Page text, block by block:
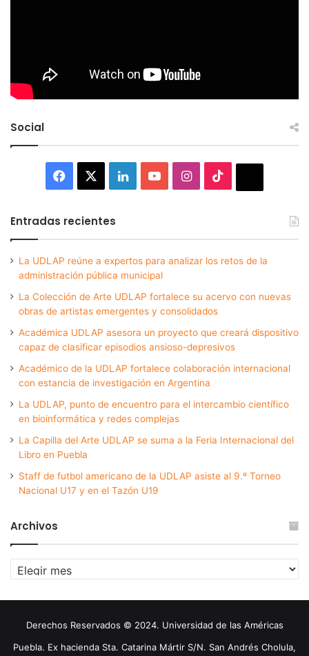
Social
Facebook LinkedInYouTubeInstagram
Entradas recientes
La UDLAP reúne a expertos para analizar los retos de la
administración pública municipal
La Colección de Arte UDLAP fortalece su acervo con nuevas
obras de artistas emergentes y consolidados
Académica UDLAP asesora un proyecto que creará dispositivo
capaz de clasificar episodios ansioso-depresivos
Académico de la UDLAP fortalece colaboración internacional
con estancia de investigación en Argentina
La UDLAP, punto de encuentro para el intercambio científico
en bioinformática y redes complejas
La Capilla del Arte UDLAP se suma a la Feria Internacional del
Libro en Puebla
Staff de futbol americano de la UDLAP asiste al 9.º Torneo
Nacional U17 y en el Tazón U19
Archivos
Archivos
Derechos Reservados © 2024. Universidad de las Américas
Puebla. Ex hacienda Sta. Catarina Mártir S/N. San Andrés Cholula,